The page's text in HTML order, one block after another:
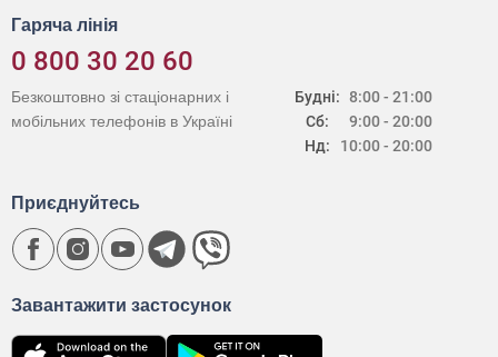
Гаряча лінія
0 800 30 20 60
Будні:
Сб:
Нд:
8:00 - 21:00
9:00 - 20:00
10:00 - 20:00
Безкоштовно зі стаціонарних і
мобільних телефонів в Україні
Завантажити застосунок
Приєднуйтесь